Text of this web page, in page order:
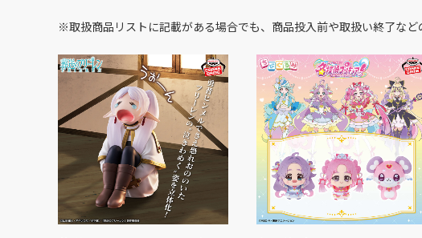
※取扱商品リストに記載がある場合でも、商品投入前や取扱い終了など